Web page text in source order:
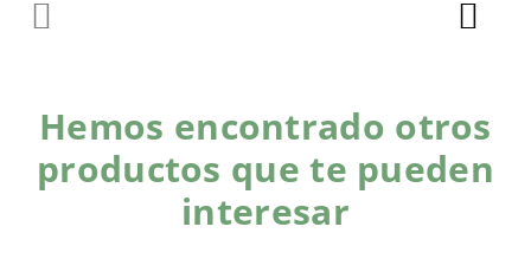
Hemos encontrado otros
productos que te pueden
interesar